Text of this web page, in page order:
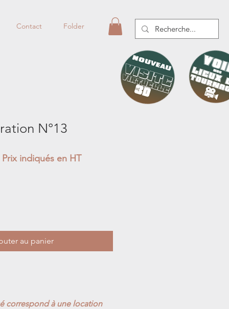
Contact Folder
N°13
au panier
correspond à une location
Prix indiqués en HT